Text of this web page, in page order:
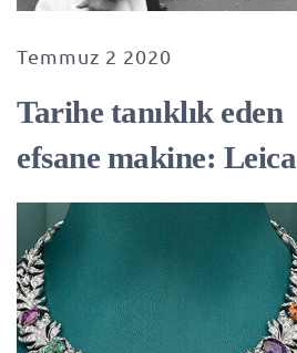
Temmuz 2 2020
Tarihe tanıklık eden
efsane makine: Leica